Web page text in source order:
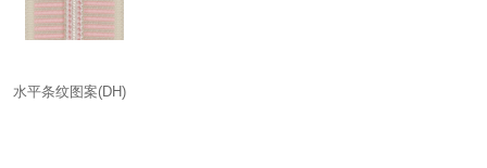
水平条纹图案(DH)